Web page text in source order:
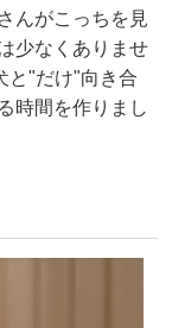
んがこっちを見
少なくありませ
と"だけ"向き合
時間を作りまし